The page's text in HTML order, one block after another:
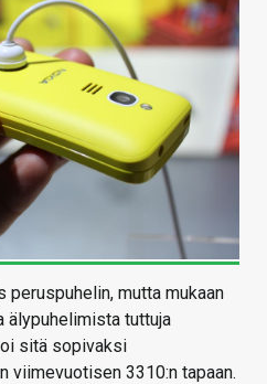
mutta mukaan
älypuhelimista tuttuja
sitä sopivaksi
viimevuotisen 3310:n tapaan.